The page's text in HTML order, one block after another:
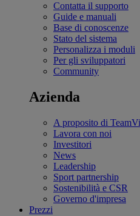
Contatta il supporto
Guide e manuali
Base di conoscenze
Stato del sistema
Personalizza i moduli
Per gli sviluppatori
Community
Azienda
A proposito di
Lavora con noi
Investitori
News
Leadership
Sport partnership
Sostenibilità e CSR
Governo d'impresa
Prezzi